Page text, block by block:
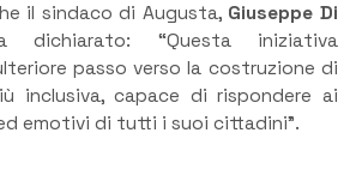
il sindaco di Augusta, Giuseppe Di
“Questa iniziativa
passo verso la costruzione di
inclusiva, capace di rispondere ai
emotivi di tutti i suoi cittadini”.